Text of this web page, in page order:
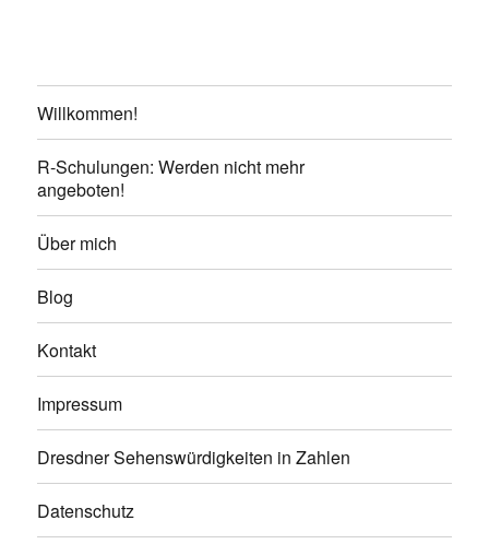
Willkommen!
R-Schulungen: Werden nicht mehr
angeboten!
Über mich
Blog
Kontakt
Impressum
Dresdner Sehenswürdigkeiten in Zahlen
Datenschutz